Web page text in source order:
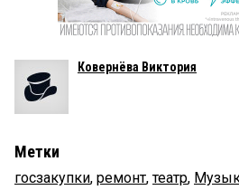
Ковернёва Виктория
Метки
госзакупки, ремонт,театр,